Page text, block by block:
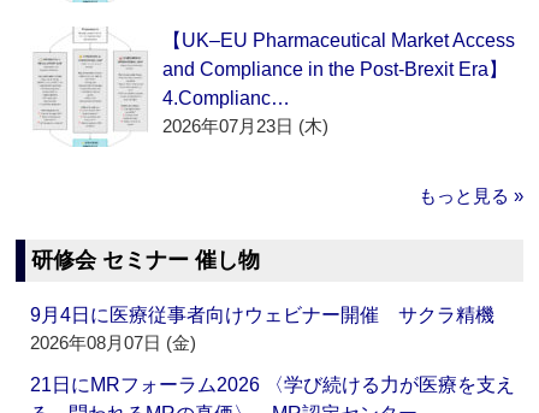
【UK–EU Pharmaceutical Market Access
and Compliance in the Post-Brexit Era】
4.Complianc…
2026年07月23日 (木)
もっと見る »
研修会 セミナー 催し物
9月4日に医療従事者向けウェビナー開催 サクラ精機
2026年08月07日 (金)
21日にMRフォーラム2026 〈学び続ける力が医療を支え